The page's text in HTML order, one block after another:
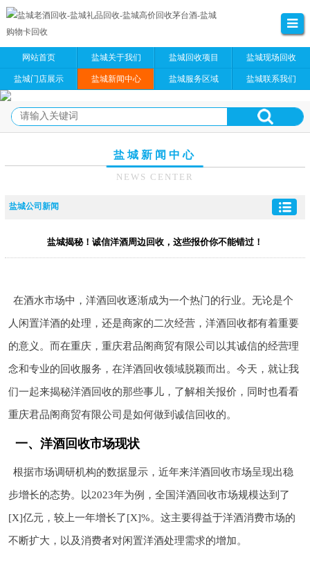
网站首页 盐城关于我们 盐城回收项目 盐城现场回收
盐城门店展示 盐城新闻中心 盐城服务区域 盐城联系我们
盐城新闻中心
NEWS CENTER
盐城公司新闻
盐城揭秘！诚信洋酒周边回收，这些报价你不能错过！
在酒水市场中，洋酒回收逐渐成为一个热门的行业。无论是个
人闲置洋酒的处理，还是商家的二次经营，洋酒回收都有着重要
的意义。而在重庆，重庆君品阁商贸有限公司以其诚信的经营理
念和专业的回收服务，在洋酒回收领域脱颖而出。今天，就让我
们一起来揭秘洋酒回收的那些事儿，了解相关报价，同时也看看
重庆君品阁商贸有限公司是如何做到诚信回收的。
一、洋酒回收市场现状
根据市场调研机构的数据显示，近年来洋酒回收市场呈现出稳
步增长的态势。以2023年为例，全国洋酒回收市场规模达到了
[X]亿元，较上一年增长了[X]%。这主要得益于洋酒消费市场的
不断扩大，以及消费者对闲置洋酒处理需求的增加。